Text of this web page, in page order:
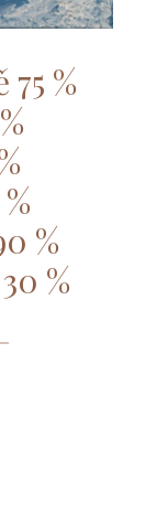
%
%
%